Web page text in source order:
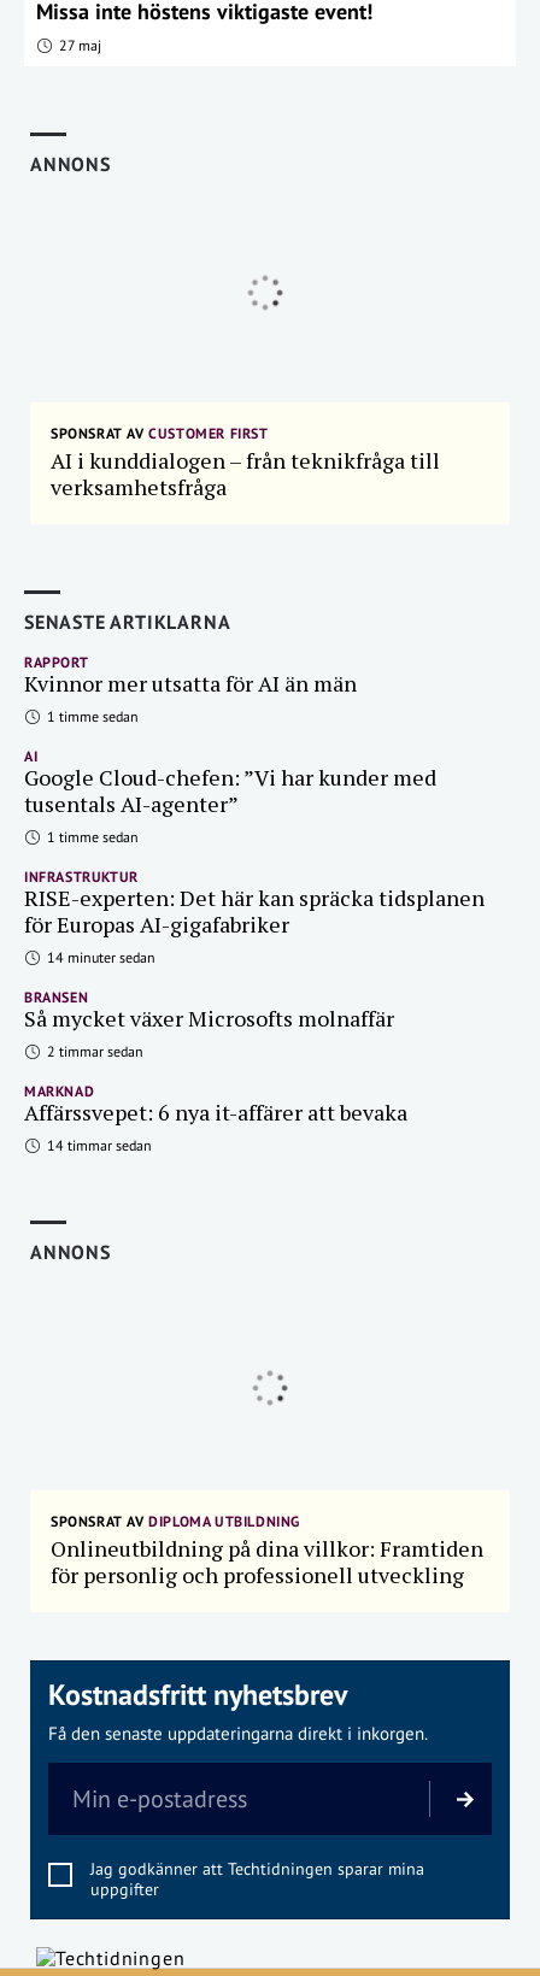
Missa inte höstens viktigaste event!
27 maj
ANNONS
SPONSRAT AVCUSTOMER FIRST
AI i kunddialogen – från teknikfråga till
verksamhetsfråga
SENASTE ARTIKLARNA
RAPPORT
Kvinnor mer utsatta för AI än män
1 timme sedan
AI
Google Cloud-chefen: ”Vi har kunder med
tusentals AI-agenter”
1 timme sedan
INFRASTRUKTUR
RISE-experten: Det här kan spräcka tidsplanen
för Europas AI-gigafabriker
14 minuter sedan
BRANSEN
Så mycket växer Microsofts molnaffär
2 timmar sedan
MARKNAD
Affärssvepet: 6 nya it-affärer att bevaka
14 timmar sedan
ANNONS
SPONSRAT AVDIPLOMA UTBILDNING
Onlineutbildning på dina villkor: Framtiden
för personlig och professionell utveckling
Kostnadsfritt nyhetsbrev
Få den senaste uppdateringarna direkt i inkorgen.
Jag godkänner att Techtidningen sparar mina
uppgifter